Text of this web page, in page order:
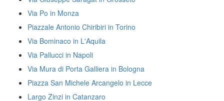
Via Po in Monza
Piazzale Antonio Chiribiri in Torino
Via Bominaco in L'Aquila
Via Pallucci in Napoli
Via Mura di Porta Galliera in Bologna
Piazza San Michele Arcangelo in Lecce
Largo Zinzi in Catanzaro